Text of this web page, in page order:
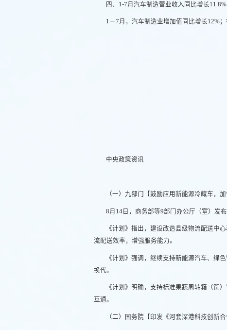
四、1-7月汽车制造营业收入同比增长11.8%
1－7月，汽车制造业增加值同比增长12%
中央政策资讯
（一）九部门【鼓励应用新能源冷藏车，
8月14日，商务部等9部门办公厅（室）发
《计划》指出，建设改造县级物流配送中
流配送效率，增强服务能力。
《计划》强调，继续支持新能源汽车、绿
换代。
《计划》明确，支持标准果蔬周转箱（筐
互通。
（二）国务院【印发《河套深港科技创新